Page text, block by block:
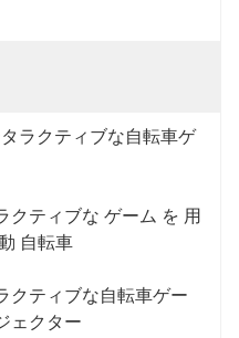
ラクティブな自転車ゲ
クティブな ゲーム を 用
自転車
クティブな自転車ゲー
ェクター